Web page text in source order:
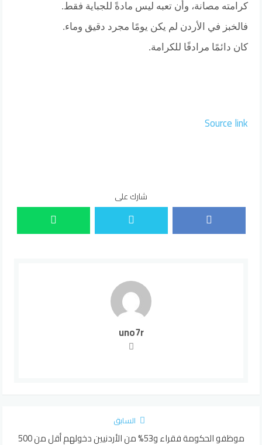
كرامته مصانة، وأن تعبه ليس مادةً للجباية فقط.
فالخبز في الأردن لم يكن يومًا مجرد دقيق وماء.
كان دائمًا مرادفًا للكرامة.
Source link
شارك على
uno7r
السابق
موظفو الحكومة فقراء و53% من الأردنيين دخولهم أقل من 500